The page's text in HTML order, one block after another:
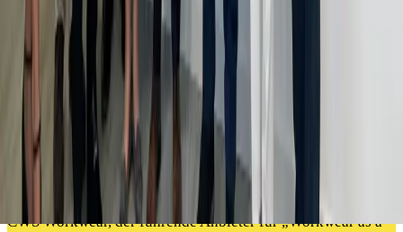
Hessischer Wirtschaftsminister
Kaweh Mansoori besucht CWS
Workwear in Dreieich
CWS Workwear, der führende Anbieter für „Workwear as a